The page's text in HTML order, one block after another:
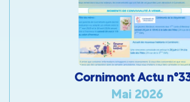
Cornimont Actu
Mai 2026